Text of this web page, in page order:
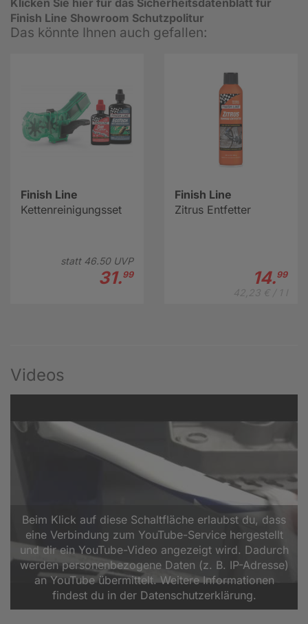
Finish Line Showroom Schutzpolitur
Das könnte Ihnen auch gefallen:
Finish Line
Kettenreinigungsset
statt 46.50UVP
31.99
Finish Line
Zitrus Entfetter
14.99
Videos
Beim Klick auf diese Schaltfläche erlaubst du, dass
eine Verbindung zum YouTube-Service hergestellt
und dir ein YouTube-Video angezeigt wird. Dadurch
werden personenbezogene Daten (z. B. IP-Adresse)
an YouTube übermittelt. Weitere Informationen
findest du in der Datenschutzerklärung.